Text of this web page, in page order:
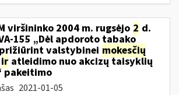
viršininko 2004 m. rugsėjo 2 d.
155 „Dėl apdoroto tabako
valstybinei mokesčių
ir atleidimo nuo akcizų taisyklių
pakeitimo
2021-01-05